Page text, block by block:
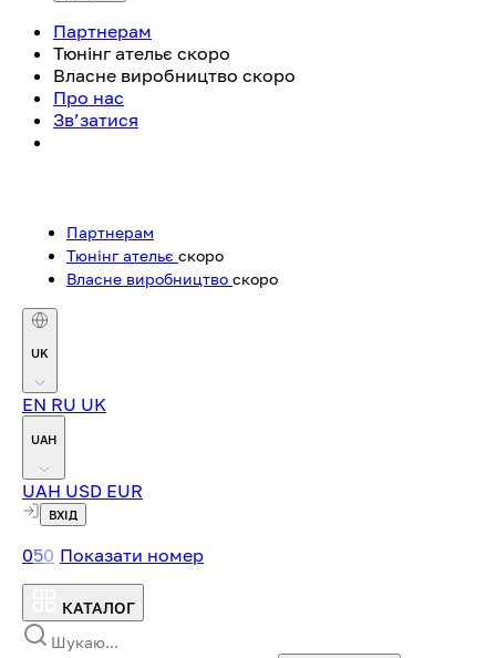
Партнерам
Тюнінг ательє скоро
Власне виробництво скоро
Про нас
Зв’затися
Партнерам
Тюнінг ательє скоро
Власне виробництво скоро
UK
EN RU UK
UAH
UAH USD EUR
ВХІД
050 Показати номер
КАТАЛОГ